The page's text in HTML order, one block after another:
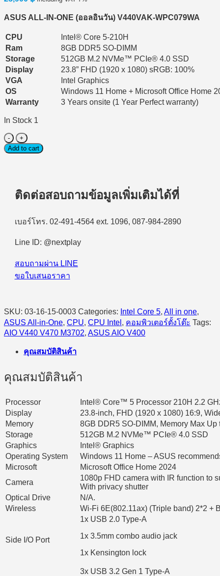
ASUS ALL-IN-ONE (ออลอินวัน) V440VAK-WPC079WA
CPU
Intel® Core 5-210H
Ram
8GB DDR5 SO-DIMM
Storage
512GB M.2 NVMe™ PCIe® 4.0 SSD
Display
23.8” FHD (1920 x 1080) sRGB: 100%
VGA
Intel Graphics
OS
Windows 11 Home + Microsoft Office Home
Warranty
3 Years onsite (1 Year Perfect warranty)
In Stock 1
Desktop
All-
in-
ล
วัน)
V400
WPC079WA
Intel
Core
11
Home
(White)
Add to cart
ติดต่อสอบถามข้อมูลเพิ่มเติมได้ที่
เบอร์โทร. 02-491-4564 ext. 1096, 087-984-2890
Line ID: @nextplay
สอบถามผ่าน LINE
ขอใบเสนอราคา
SKU: 03-16-15-0003 Categories: Intel Core 5, All in one,
ASUS All-in-One, CPU, CPU Intel , คอมพิวเตอร์ตั้งโต๊ะ Tags:
AIO V440 V470 M3702, ASUS AIO V400
คุณสมบัติสินค้า
คุณสมบัติสินค้า
Processor
Intel® Core™ 5 Processor 210H 2.2
Display
23.8-inch, FHD (1920 x 1080) 16:9,
Memory
8GB DDR5 SO-DIMM, Memory Max Up
Storage
512GB M.2 NVMe™ PCIe® 4.0 SSD
Graphics
Intel® Graphics
Operating System
Windows 11 Home – ASUS
Microsoft
Microsoft Office Home 2024
Camera
1080p FHD camera with IR function to
With privacy shutter
Optical Drive
N/A.
Wireless
Wi-Fi 6E(802.11ax) (Triple band) 2*2 +
Side I/O Port
1x USB 2.0 Type-A
1x 3.5mm combo audio jack
1x Kensington lock
3x USB 3.2 Gen 1 Type-A